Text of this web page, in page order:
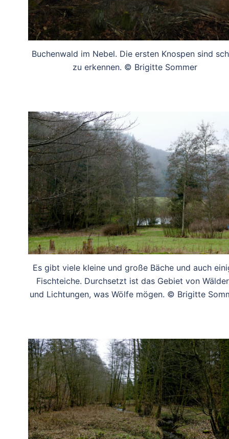
Buchenwald im Nebel. Die ersten Knospen sind
zu erkennen. © Brigitte Sommer
Es gibt viele kleine und große Bäche und auch
Fischteiche. Durchsetzt ist das Gebiet von
und Lichtungen, was Wölfe mögen. © Brigitte